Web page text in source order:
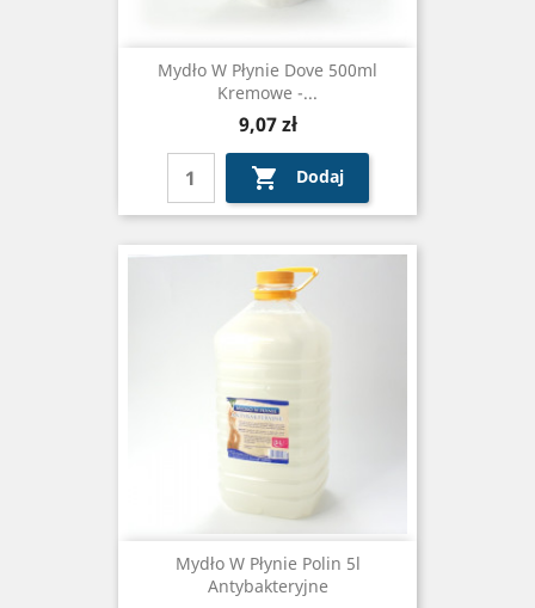
Mydło W Płynie Dove 500ml
Kremowe -...
Cena
9,07 zł
 Dodaj
Mydło W Płynie Polin 5l
Antybakteryjne